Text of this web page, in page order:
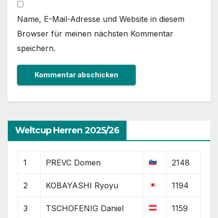
Name, E-Mail-Adresse und Website in diesem
Browser für meinen nächsten Kommentar
speichern.
Weltcup Herren 2025/26
1 PREVC Domen 2148
2 KOBAYASHI Ryoyu 1194
3 TSCHOFENIG Daniel 1159